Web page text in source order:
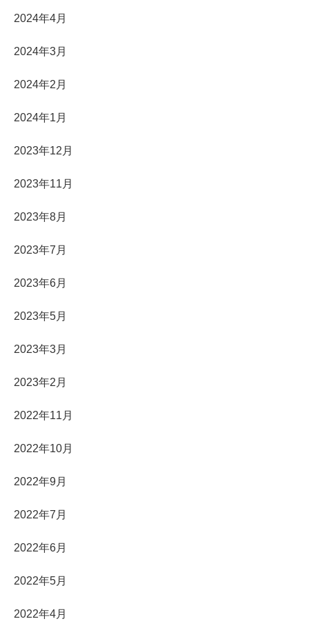
2024年4月
2024年3月
2024年2月
2024年1月
2023年12月
2023年11月
2023年8月
2023年7月
2023年6月
2023年5月
2023年3月
2023年2月
2022年11月
2022年10月
2022年9月
2022年7月
2022年6月
2022年5月
2022年4月